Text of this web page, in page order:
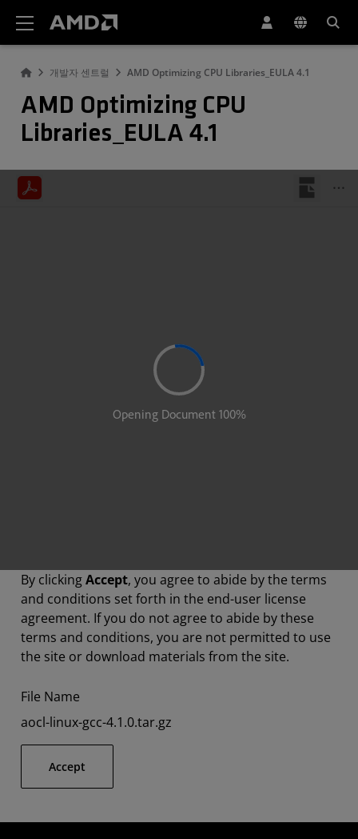
개발자 센트럴 AMD Optimizing CPU Libraries_EULA 4.1
AMD Optimizing CPU
Libraries_EULA 4.1
By clickingAccept, you agree to abide by the terms
and conditions set forth in the end-user license
agreement. If you do not agree to abide by these
terms and conditions, you are not permitted to use
the site or download materials from the site.
File Name
aocl-linux-gcc-4.1.0.tar.gz
Accept